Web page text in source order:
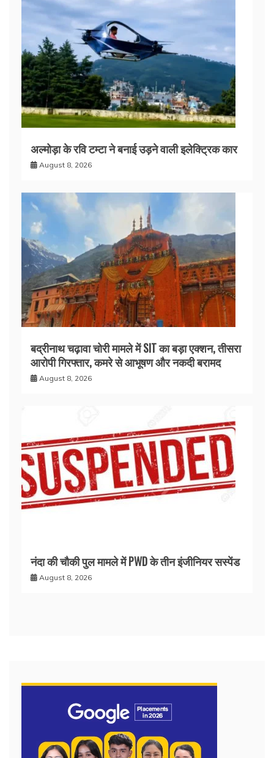
अल्मोड़ा के रवि टम्टा ने बनाई उड़ने वाली इलेक्ट्रिक कार
August 8, 2026
बद्रीनाथ चढ़ावा चोरी मामले में SIT का बड़ा एक्शन, तीसरा
आरोपी गिरफ्तार, कमरे से आभूषण और नकदी बरामद
August 8, 2026
नंदा की चौकी पुल मामले में PWD के तीन इंजीनियर सस्पेंड
August 8, 2026